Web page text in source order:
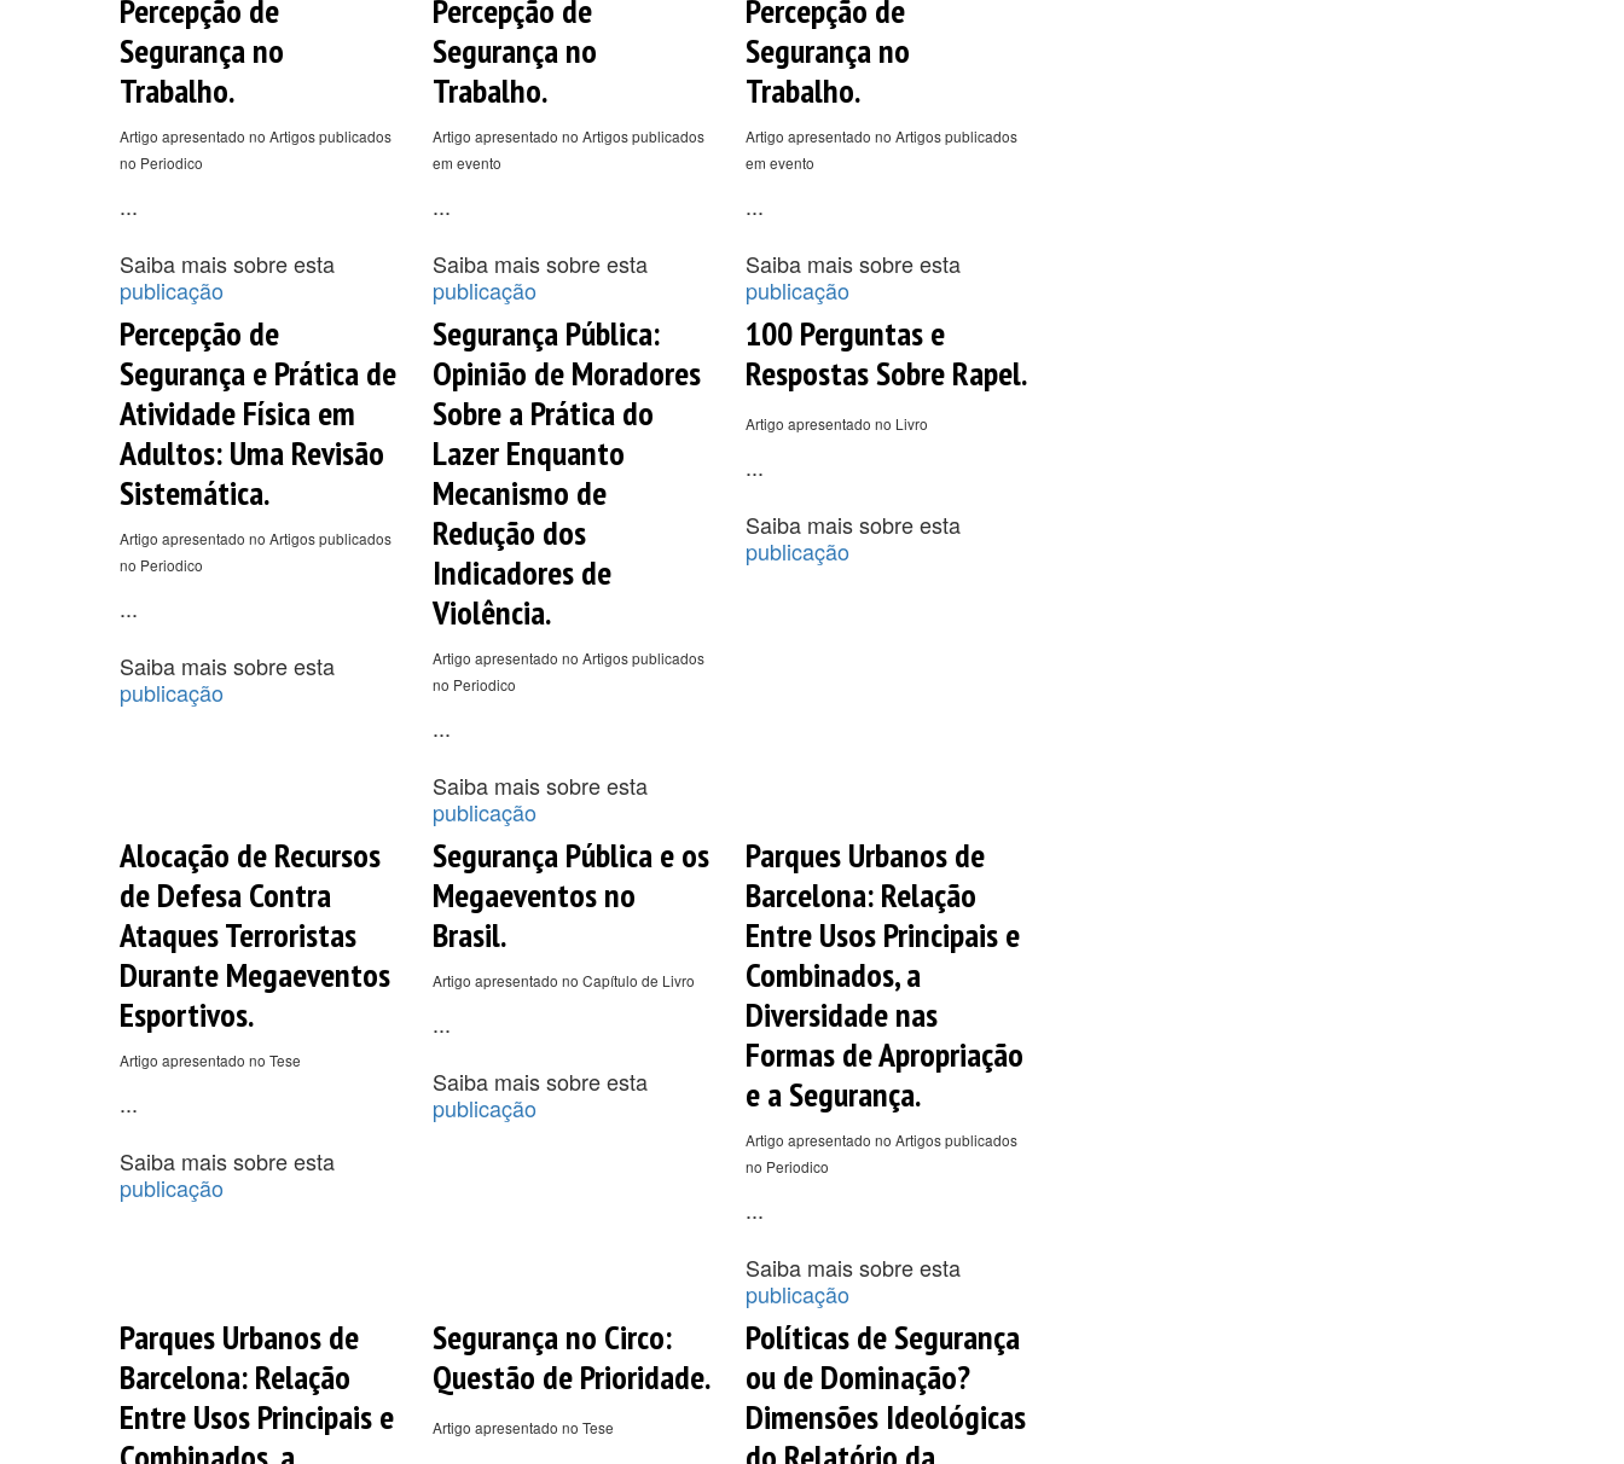
Percepção de
Segurança no
Trabalho.
Artigo apresentado no Artigos publicados
no Periodico
...
Saiba mais sobre esta
publicação
Percepção de
Segurança no
Trabalho.
Artigo apresentado no Artigos publicados
em evento
...
Saiba mais sobre esta
publicação
Percepção de
Segurança no
Trabalho.
Artigo apresentado no Artigos publicados
em evento
...
Saiba mais sobre esta
publicação
Percepção de
Segurança e Prática de
Atividade Física em
Adultos: Uma Revisão
Sistemática.
Artigo apresentado no Artigos publicados
no Periodico
...
Saiba mais sobre esta
publicação
Segurança Pública:
Opinião de Moradores
Sobre a Prática do
Lazer Enquanto
Mecanismo de
Redução dos
Indicadores de
Violência.
Artigo apresentado no Artigos publicados
no Periodico
...
Saiba mais sobre esta
publicação
100 Perguntas e
Respostas Sobre Rapel.
Artigo apresentado no Livro
...
Saiba mais sobre esta
publicação
Alocação de Recursos
de Defesa Contra
Ataques Terroristas
Durante Megaeventos
Esportivos.
Artigo apresentado no Tese
...
Saiba mais sobre esta
publicação
Segurança Pública e os
Megaeventos no
Brasil.
Artigo apresentado no Capítulo de Livro
...
Saiba mais sobre esta
publicação
Parques Urbanos de
Barcelona: Relação
Entre Usos Principais e
Combinados, a
Diversidade nas
Formas de Apropriação
e a Segurança.
Artigo apresentado no Artigos publicados
no Periodico
...
Saiba mais sobre esta
publicação
Parques Urbanos de
Barcelona: Relação
Entre Usos Principais e
Segurança no Circo:
Questão de Prioridade.
Artigo apresentado no Tese
Políticas de Segurança
ou de Dominação?
Dimensões Ideológicas